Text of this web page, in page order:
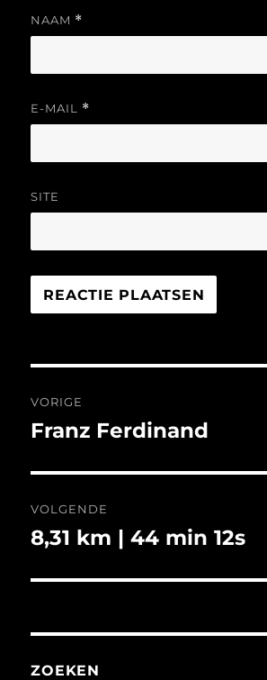
NAAM *
E-MAIL *
SITE
navigatie
VORIGE
Vorig
Franz Ferdinand
VOLGENDE
Volgend
8,31 km | 44 min 12s
ZOEKEN